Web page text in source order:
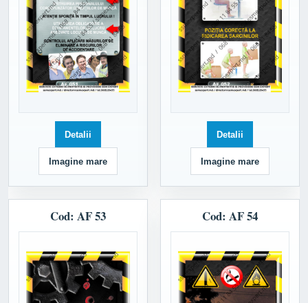
Detalii
Imagine mare
Detalii
Imagine mare
Cod: AF 53 Cod: AF 54